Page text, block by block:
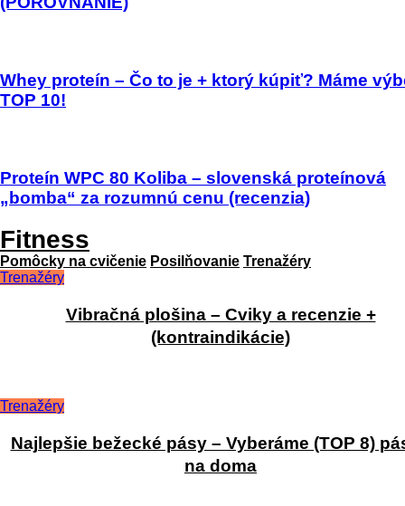
Whey proteín – Čo to je + ktorý kúpiť? Máme
TOP 10!
Proteín WPC 80 Koliba – slovenská proteínová
„bomba“ za rozumnú cenu (recenzia)
Fitness
Pomôcky na cvičenie Posilňovanie Trenažéry
Trenažéry
Vibračná plošina – Cviky a recenzie +
(kontraindikácie)
Trenažéry
Najlepšie bežecké pásy – Vyberáme (TOP 8)
na doma